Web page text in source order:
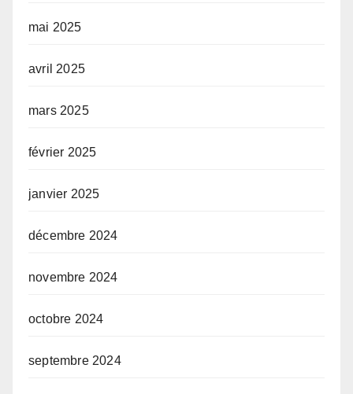
mai 2025
avril 2025
mars 2025
février 2025
janvier 2025
décembre 2024
novembre 2024
octobre 2024
septembre 2024